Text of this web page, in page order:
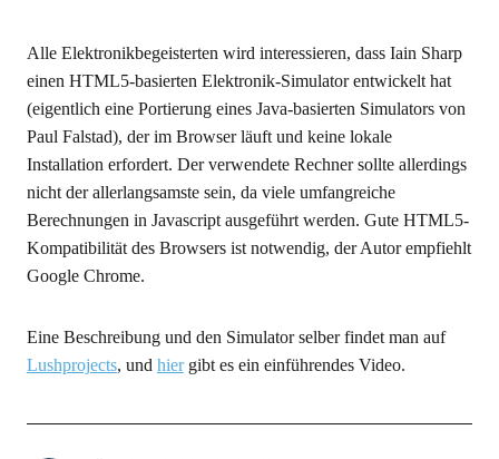
Alle Elektronikbegeisterten wird interessieren, dass Iain Sharp
einen HTML5-basierten Elektronik-Simulator entwickelt hat
(eigentlich eine Portierung eines Java-basierten Simulators von
Paul Falstad), der im Browser läuft und keine lokale
Installation erfordert. Der verwendete Rechner sollte allerdings
nicht der allerlangsamste sein, da viele umfangreiche
Berechnungen in Javascript ausgeführt werden. Gute HTML5-
Kompatibilität des Browsers ist notwendig, der Autor empfiehlt
Google Chrome.
Eine Beschreibung und den Simulator selber findet man auf
Lushprojects, und hiergibt es ein einführendes Video.